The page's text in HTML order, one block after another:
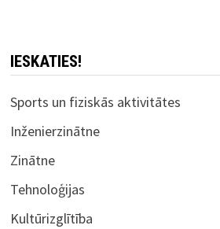
IESKATIES!
Sports un fiziskās aktivitātes
Inženierzinātne
Zinātne
Tehnoloģijas
Kultūrizglītība